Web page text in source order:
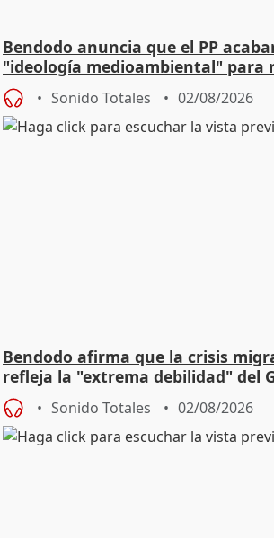
Bendodo anuncia que el PP
"ideología medioambiental" para
playas
Sonido Totales 02/08/2026
Bendodo afirma que la crisis
refleja la "extrema debilidad" del
Sonido Totales 02/08/2026